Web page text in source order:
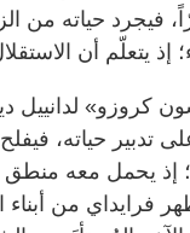
فيجرد حياته من
إذ يتعلّم أن
تدبير حياته،
إذ يحمل معه منطق
فرايداي من أبناء